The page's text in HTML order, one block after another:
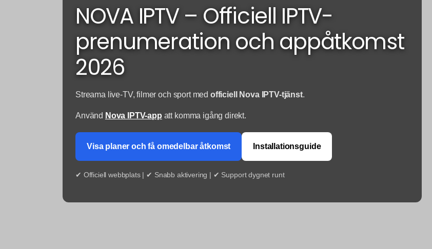
NOVA IPTV – Officiell IPTV-
prenumeration och appåtkomst
2026
Streama live-TV, filmer och sport med officiell Nova IPTV-tjänst.
Använd Nova IPTV-app att komma igång direkt.
Visa planer och få omedelbar åtkomst Installationsguide
✔ Officiell webbplats | ✔ Snabb aktivering | ✔ Support dygnet runt